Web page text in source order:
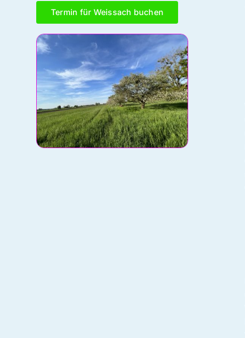
Termin für Weissach buchen